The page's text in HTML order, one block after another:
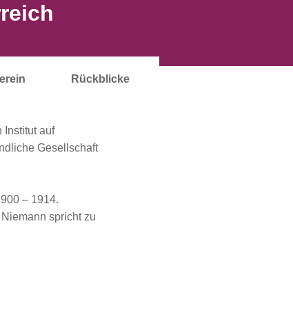
Rückblicke
Institut auf
Gesellschaft
– 1914.
spricht zu